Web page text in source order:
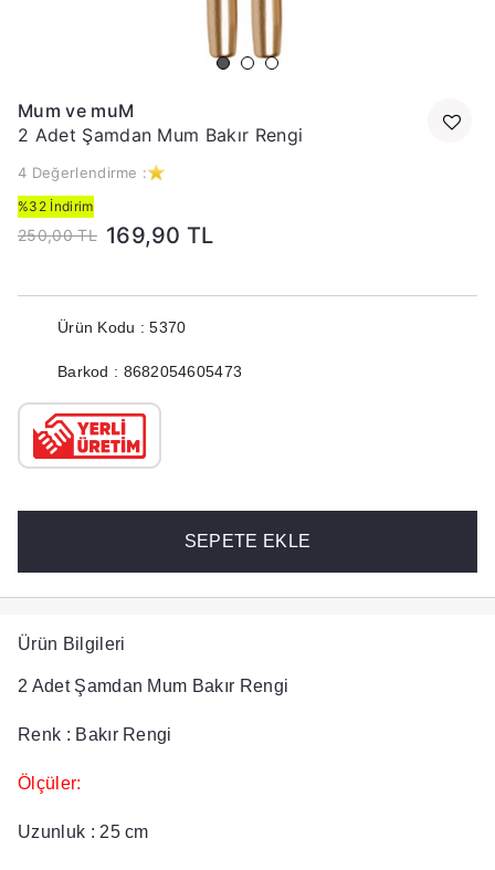
Mum ve muM
2 Adet Şamdan Mum Bakır Rengi
4 Değerlendirme :
%32 İndirim
250,00 TL 169,90 TL
Ürün Kodu : 5370
Barkod : 8682054605473
SEPETE EKLE
Ürün Bilgileri
2 Adet Şamdan Mum Bakır Rengi
Renk : Bakır Rengi
Ölçüler:
Uzunluk : 25 cm